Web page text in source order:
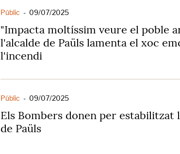
Públic - 09/07/2025
"Impacta moltíssim veure el poble
l'alcalde de Paüls lamenta el xoc
l'incendi
Públic - 09/07/2025
Els Bombers donen per estabilitzat
de Paüls